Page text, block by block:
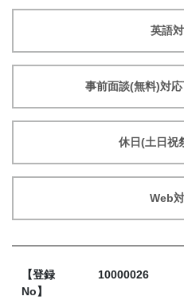
英語
事前面談(無料)対
休日(土日祝
Web
【登録
No】
10000026